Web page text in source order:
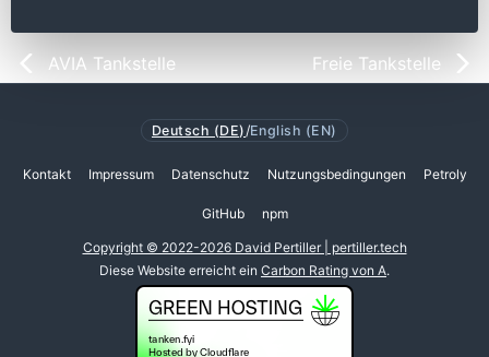
AVIA Tankstelle Freie Tankstelle
Deutsch (DE) /English (EN)
Kontakt Impressum Datenschutz Nutzungsbedingungen Petroly
GitHub npm
Copyright © 2022-2026 David Pertiller | pertiller.tech
Diese Website erreicht ein Carbon Rating von A.